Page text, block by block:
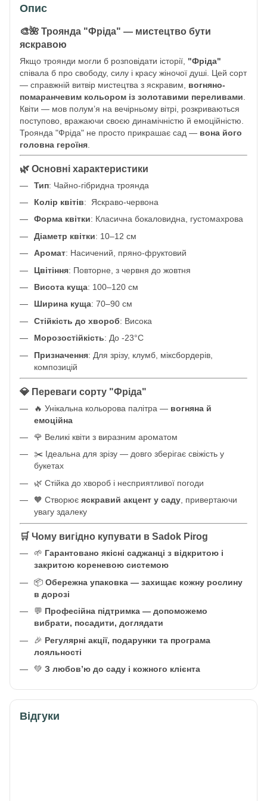
Опис
🎨🌺 Троянда "Фріда" — мистецтво бути
яскравою
Якщо троянди могли б розповідати історії, "Фріда"
співала б про свободу, силу і красу жіночої душі. Цей сорт
— справжній витвір мистецтва з яскравим, вогняно-
помаранчевим кольором із золотавими переливами
Квіти — мов полум’я на вечірньому вітрі, розкриваються
поступово, вражаючи своєю динамічністю й емоційністю.
Троянда "Фріда" не просто прикрашає сад — вона його
головна героїня
🌿 Основні характеристики
Тип: Чайно-гібридна троянда
Колір квітів: Яскраво-червона
Форма квітки: Класична бокаловидна, густомахрова
Діаметр квітки: 10–12 см
Аромат: Насичений, пряно-фруктовий
Цвітіння: Повторне, з червня до жовтня
Висота куща: 100–120 см
Ширина куща: 70–90 см
Стійкість до хвороб: Висока
Морозостійкість: До -23°C
Призначення: Для зрізу, клумб, міксбордерів,
композицій
💎 Переваги сорту "Фріда"
🔥 Унікальна кольорова палітра — вогняна й
емоційна
🌹 Великі квіти з виразним ароматом
✂️ Ідеальна для зрізу — довго зберігає свіжість у
букетах
🌿 Стійка до хвороб і несприятливої погоди
🧡 Створює яскравий акцент у саду, привертаючи
увагу здалеку
🛒 Чому вигідно купувати в Sadok Pirog
🌱 Гарантовано якісні саджанці з відкритою і
закритою кореневою системою
📦 Обережна упаковка — захищає кожну рослину
в дорозі
💬 Професійна підтримка — допоможемо
вибрати, посадити, доглядати
🎉 Регулярні акції, подарунки та програма
лояльності
💚 З любов’ю до саду і кожного клієнта
Відгуки